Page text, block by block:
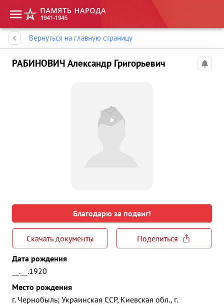
Вернуться на главную страницу
РАБИНОВИЧ Александр Григорьевич
Благодарю за подвиг!
Скачать документы
Поделиться
Дата рождения
__.__.1920
Место рождения
г. Чернобыль; Украинская ССР, Киевская обл., г.
Память народа